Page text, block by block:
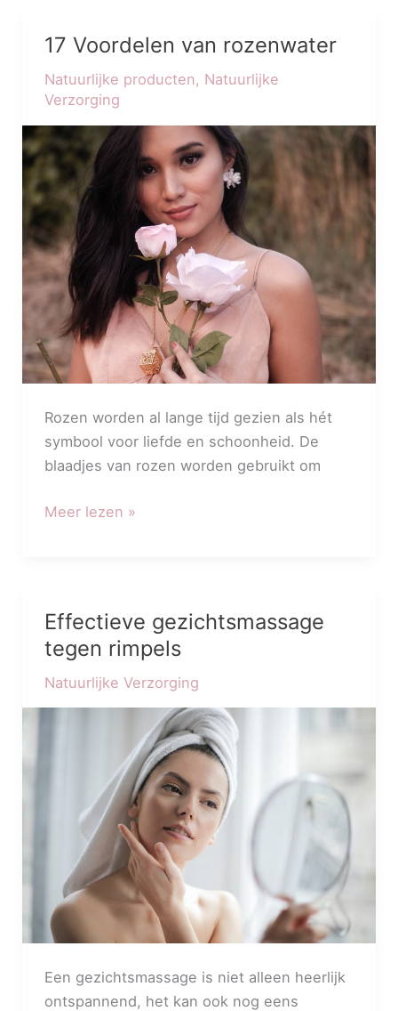
17 Voordelen van rozenwater
Natuurlijke producten, Natuurlijke
Verzorging
Rozen worden al lange tijd gezien als hét
symbool voor liefde en schoonheid. De
blaadjes van rozen worden gebruikt om
17
van
Meer lezen »
Effectieve gezichtsmassage
tegen rimpels
Natuurlijke Verzorging
Een gezichtsmassage is niet alleen heerlijk
ontspannend, het kan ook nog eens
Effectieve
gezichtsmassage
rimpels